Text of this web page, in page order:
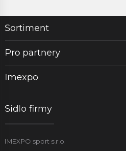
Sortiment
Pro partnery
Imexpo
Sídlo firmy
IMEXPO sport s.r.o.